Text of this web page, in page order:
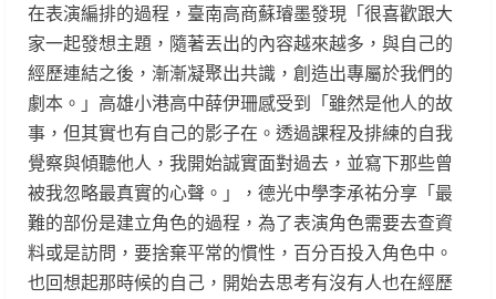
在表演編排的過程，臺南高商蘇璿墨發現「很喜歡跟大
家一起發想主題，隨著丟出的內容越來越多，與自己的
經歷連結之後，漸漸凝聚出共識，創造出專屬於我們的
劇本。」高雄小港高中薛伊珊感受到「雖然是他人的故
事，但其實也有自己的影子在。透過課程及排練的自我
覺察與傾聽他人，我開始誠實面對過去，並寫下那些曾
被我忽略最真實的心聲。」，德光中學李承祐分享「最
難的部份是建立角色的過程，為了表演角色需要去查資
料或是訪問，要捨棄平常的慣性，百分百投入角色中。
也回想起那時候的自己，開始去思考有沒有人也在經歷